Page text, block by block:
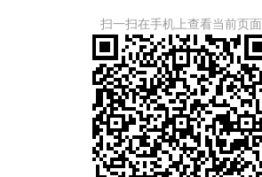
扫一扫在手机上查看当前页面